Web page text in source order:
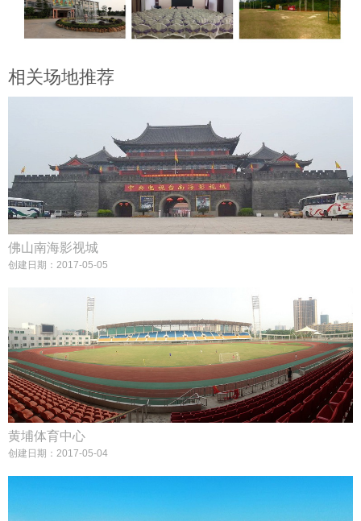
相关场地推荐
佛山南海影视城
创建日期：2017-05-05
黄埔体育中心
创建日期：2017-05-04